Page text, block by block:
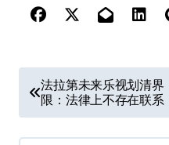
章
导
法拉第未来乐视划清界
限：法律上不存在联系